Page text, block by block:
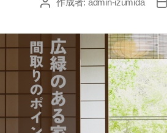
投 作成者: admin-izumida
投